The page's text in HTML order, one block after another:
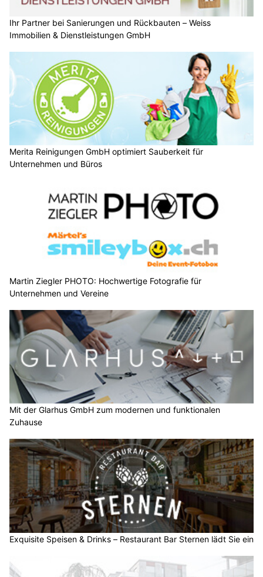
Ihr Partner bei Sanierungen und Rückbauten – Weiss
Immobilien & Dienstleistungen GmbH
Merita Reinigungen GmbH optimiert Sauberkeit für
Unternehmen und Büros
Martin Ziegler PHOTO: Hochwertige Fotografie für
Unternehmen und Vereine
Mit der Glarhus GmbH zum modernen und funktionalen
Zuhause
Exquisite Speisen & Drinks – Restaurant Bar Sternen lädt Sie ein